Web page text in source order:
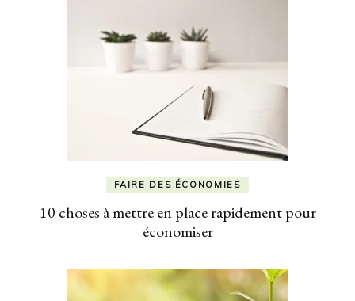
FAIRE DES ÉCONOMIES
10 choses à mettre en place rapidement pour
économiser